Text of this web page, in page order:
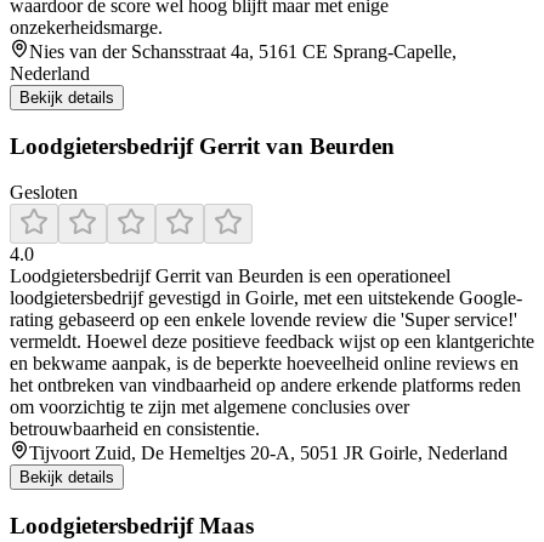
waardoor de score wel hoog blijft maar met enige
onzekerheidsmarge.
Nies van der Schansstraat 4a, 5161 CE Sprang-Capelle,
Nederland
Bekijk details
Loodgietersbedrijf Gerrit van Beurden
Gesloten
4.0
Loodgietersbedrijf Gerrit van Beurden is een operationeel
loodgietersbedrijf gevestigd in Goirle, met een uitstekende Google-
rating gebaseerd op een enkele lovende review die 'Super service!'
vermeldt. Hoewel deze positieve feedback wijst op een klantgerichte
en bekwame aanpak, is de beperkte hoeveelheid online reviews en
het ontbreken van vindbaarheid op andere erkende platforms reden
om voorzichtig te zijn met algemene conclusies over
betrouwbaarheid en consistentie.
Tijvoort Zuid, De Hemeltjes 20-A, 5051 JR Goirle, Nederland
Bekijk details
Loodgietersbedrijf Maas